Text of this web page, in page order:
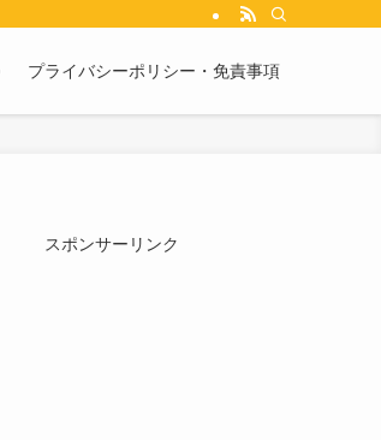
プライバシーポリシー・免責事項
スポンサーリンク